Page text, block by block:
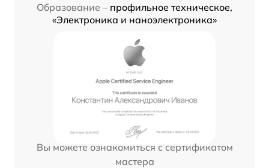
Образование – профильное техническое,
«Электроника и наноэлектроника»
Вы можете ознакомиться с сертификатом
мастера